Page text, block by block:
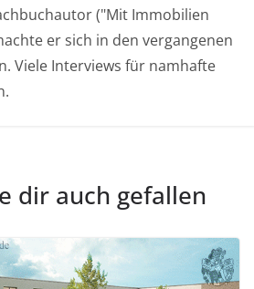
("Mit Immobilien
er sich in den vergangenen
Viele Interviews für namhafte
dir auch gefallen